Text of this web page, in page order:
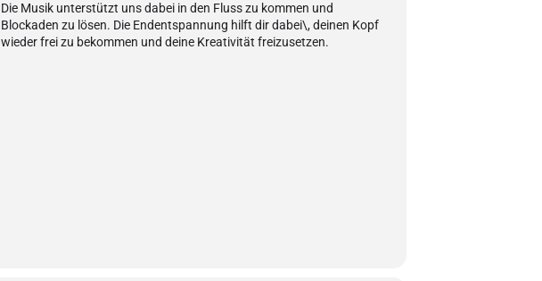
Die Musik unterstützt uns dabei in den Fluss zu kommen und
Blockaden zu lösen. Die Endentspannung hilft dir dabei\, deinen Kopf
wieder frei zu bekommen und deine Kreativität freizusetzen.